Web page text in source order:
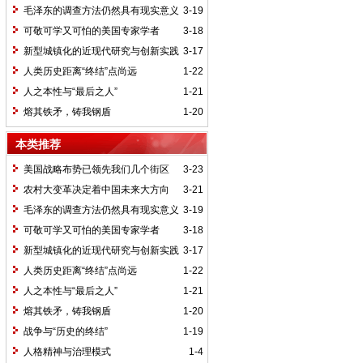
3-19
毛泽东的调查方法仍然具有现实意义
3-18
可敬可学又可怕的美国专家学者
3-17
新型城镇化的近现代研究与创新实践
1-22
人类历史距离“终结”点尚远
1-21
人之本性与“最后之人”
1-20
熔其铁矛，铸我钢盾
本类推荐
3-23
美国战略布势已领先我们几个街区
3-21
农村大变革决定着中国未来大方向
3-19
毛泽东的调查方法仍然具有现实意义
3-18
可敬可学又可怕的美国专家学者
3-17
新型城镇化的近现代研究与创新实践
1-22
人类历史距离“终结”点尚远
1-21
人之本性与“最后之人”
1-20
熔其铁矛，铸我钢盾
1-19
战争与“历史的终结”
1-4
人格精神与治理模式